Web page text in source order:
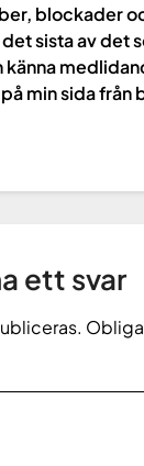
blockader
sista av det
känna
min sida från
ett svar